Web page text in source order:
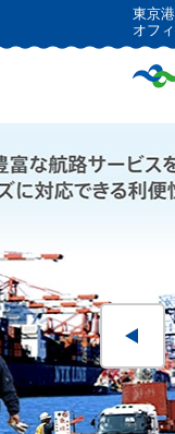
東京
オフ